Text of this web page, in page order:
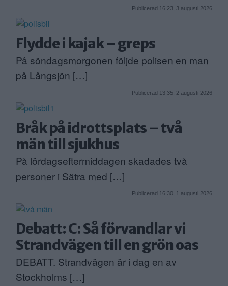
Publicerad 16:23, 3 augusti 2026
Flydde i kajak – greps
På söndagsmorgonen följde polisen en man
på Långsjön […]
Publicerad 13:35, 2 augusti 2026
Bråk på idrottsplats – två
män till sjukhus
På lördagseftermiddagen skadades två
personer i Sätra med […]
Publicerad 16:30, 1 augusti 2026
Debatt: C: Så förvandlar vi
Strandvägen till en grön oas
DEBATT. Strandvägen är i dag en av
Stockholms […]